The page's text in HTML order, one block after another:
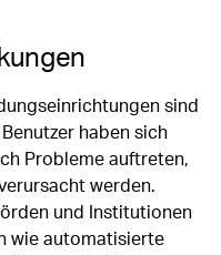
sind
haben sich
Probleme auftreten,
werden.
und Institutionen
wie automatisierte